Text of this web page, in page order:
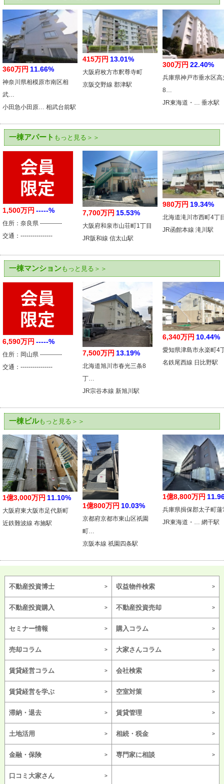
360万円 11.66%
神奈川県相模原市南区相
武…
小田急小田原… 相武台前駅
415万円 13.01%
大阪府枚方市釈尊寺町
京阪交野線 郡津駅
300万円 22.40%
兵庫県神戸市垂水区高
8…
JR東海道・… 垂水駅
一棟アパート もっと見る＞＞
1,500万円 -----%
住所：奈良県 -----------
交通：----------------
7,700万円 15.53%
大阪府和泉市山荘町1丁目
JR阪和線 信太山駅
980万円 19.34%
北海道滝川市西町4丁
JR函館本線 滝川駅
一棟マンションもっと見る＞＞
6,590万円 -----%
住所：岡山県 -----------
交通：----------------
7,500万円 13.19%
北海道旭川市春光三条8
丁…
JR宗谷本線 新旭川駅
6,340万円 10.44%
愛知県津島市永楽町4
名鉄尾西線 日比野駅
一棟ビルもっと見る＞＞
1億3,000万円 11.10%
大阪府東大阪市足代新町
近鉄難波線 布施駅
1億800万円 10.03%
京都府京都市東山区祇園
町…
京阪本線 祇園四条駅
1億8,800万円
兵庫県揖保郡太子町蓮
JR東海道・… 網干駅
不動産投資博士 収益物件検索
不動産投資購入 不動産投資売却
セミナー情報 購入コラム
売却コラム 大家さんコラム
賃貸経営コラム 会社検索
賃貸経営を学ぶ 空室対策
滞納・退去 賃貸管理
土地活用 相続・税金
金融・保険 専門家に相談
口コミ大家さん